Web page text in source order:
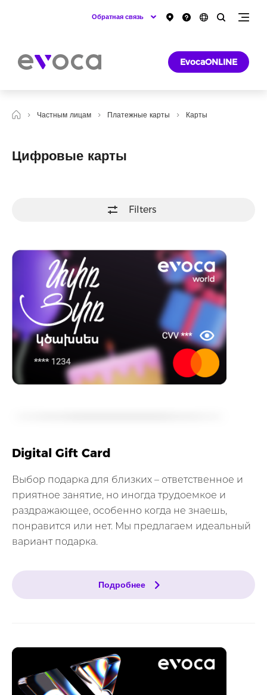
Обратная связь
EvocaONLINE
Частным лицам Платежные карты Карты
Цифровые карты
Filters
Digital Gift Card
Выбор подарка для близких – ответственное и
приятное занятие, но иногда трудоемкое и
раздражающее, особенно когда не знаешь,
понравится или нет. Мы предлагаем идеальный
вариант подарка.
Подробнее